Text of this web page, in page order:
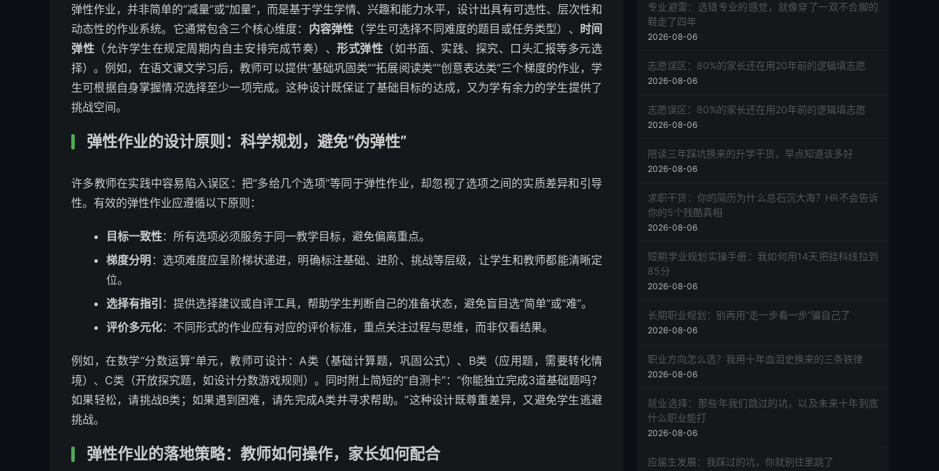
弹性作业，并非简单的“减量”或“加量”，而是基于学生学情、兴趣和能力水平，设计出具有可选性、层次性和
动态性的作业系统。它通常包含三个核心维度： 内容弹性 （学生可选择不同难度的题目或任务类型）、 时间
弹性 （允许学生在规定周期内自主安排完成节奏）、形式弹性 （如书面、实践、探究、口头汇报等多元选
择）。例如，在语文课文学习后，教师可以提供“基础巩固类”“拓展阅读类”“创意表达类”三个梯度的作业，学
生可根据自身掌握情况选择至少一项完成。这种设计既保证了基础目标的达成，又为学有余力的学生提供了
挑战空间。
弹性作业的设计原则：科学规划，避免“伪弹性”
许多教师在实践中容易陷入误区：把“多给几个选项”等同于弹性作业，却忽视了选项之间的实质差异和引导
性。有效的弹性作业应遵循以下原则：
目标一致性：所有选项必须服务于同一教学目标，避免偏离重点。
梯度分明 ：选项难度应呈阶梯状递进，明确标注基础、进阶、挑战等层级，让学生和教师都能清晰定
位。
选择有指引 ：提供选择建议或自评工具，帮助学生判断自己的准备状态，避免盲目选“简单”或“难”。
评价多元化：不同形式的作业应有对应的评价标准，重点关注过程与思维，而非仅看结果。
例如，在数学“分数运算”单元，教师可设计：A类（基础计算题，巩固公式）、B类（应用题，需要转化情
境）、C类（开放探究题，如设计分数游戏规则）。同时附上简短的“自测卡”：“你能独立完成3道基础题吗？
如果轻松，请挑战B类；如果遇到困难，请先完成A类并寻求帮助。”这种设计既尊重差异，又避免学生逃避
挑战。
弹性作业的落地策略：教师如何操作，家长如何配合
专业避雷：选错专业的感觉，就像穿了一双不合脚的
鞋走了四年
2026-08-06
志愿误区：80%的家长还在用20年前的逻辑填志愿
2026-08-06
志愿误区：80%的家长还在用20年前的逻辑填志愿
2026-08-06
陪读三年踩坑换来的升学干货，早点知道该多好
2026-08-06
求职干货：你的简历为什么总石沉大海？HR不会告诉
你的5个残酷真相
2026-08-06
短期学业规划实操手册：我如何用14天把挂科线拉到
85分
2026-08-06
长期职业规划：别再用“走一步看一步”骗自己了
2026-08-06
职业方向怎么选？我用十年血泪史换来的三条铁律
2026-08-06
就业选择：那些年我们跳过的坑，以及未来十年到底
什么职业能打
2026-08-06
应届生发展：我踩过的坑，你就别往里跳了